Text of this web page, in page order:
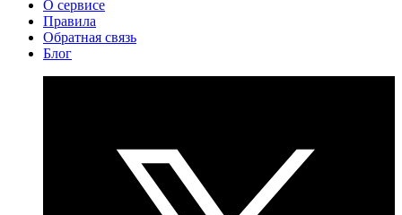
О сервисе
Правила
Обратная связь
Блог